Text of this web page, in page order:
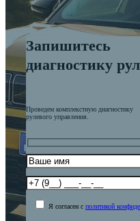
диагностику
Проведем комплекстную диагностику
рулевого управления.
Я согласен с политикой